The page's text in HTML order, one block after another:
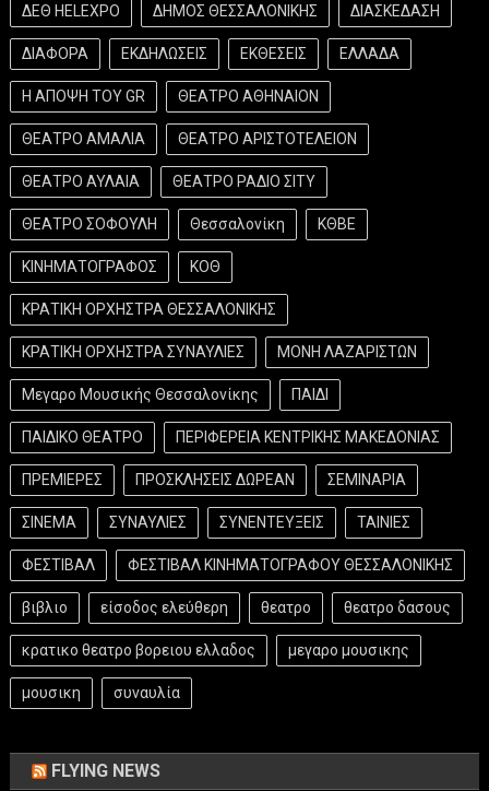
ΔΕΘ HELEXPO ΔΗΜΟΣ ΘΕΣΣΑΛΟΝΙΚΗΣ ΔΙΑΣΚΕΔΑΣΗ
ΔΙΑΦΟΡΑ ΕΚΔΗΛΩΣΕΙΣ ΕΚΘΕΣΕΙΣ ΕΛΛΑΔΑ
Η ΑΠΟΨΗ ΤΟΥ GR ΘΕΑΤΡΟ ΑΘΗΝΑΙΟΝ
ΘΕΑΤΡΟ ΑΜΑΛΙΑ ΘΕΑΤΡΟ ΑΡΙΣΤΟΤΕΛΕΙΟΝ
ΘΕΑΤΡΟ ΑΥΛΑΙΑ ΘΕΑΤΡΟ ΡΑΔΙΟ ΣΙΤΥ
ΘΕΑΤΡΟ ΣΟΦΟΥΛΗ Θεσσαλονίκη ΚΘΒΕ
ΚΙΝΗΜΑΤΟΓΡΑΦΟΣ ΚΟΘ
ΚΡΑΤΙΚΗ ΟΡΧΗΣΤΡΑ ΘΕΣΣΑΛΟΝΙΚΗΣ
ΚΡΑΤΙΚΗ ΟΡΧΗΣΤΡΑ ΣΥΝΑΥΛΙΕΣ ΜΟΝΗ ΛΑΖΑΡΙΣΤΩΝ
Μεγαρο Μουσικής Θεσσαλονίκης ΠΑΙΔΙ
ΠΑΙΔΙΚΟ ΘΕΑΤΡΟ ΠΕΡΙΦΕΡΕΙΑ ΚΕΝΤΡΙΚΗΣ ΜΑΚΕΔΟΝΙΑΣ
ΠΡΕΜΙΕΡΕΣ ΠΡΟΣΚΛΗΣΕΙΣ ΔΩΡΕΑΝ ΣΕΜΙΝΑΡΙΑ
ΣΙΝΕΜΑ ΣΥΝΑΥΛΙΕΣ ΣΥΝΕΝΤΕΥΞΕΙΣ ΤΑΙΝΙΕΣ
ΦΕΣΤΙΒΑΛ ΦΕΣΤΙΒΑΛ ΚΙΝΗΜΑΤΟΓΡΑΦΟΥ ΘΕΣΣΑΛΟΝΙΚΗΣ
βιβλιο είσοδος ελεύθερη θεατρο θεατρο δασους
κρατικο θεατρο βορειου ελλαδος μεγαρο μουσικης
μουσικη συναυλία
FLYING NEWS